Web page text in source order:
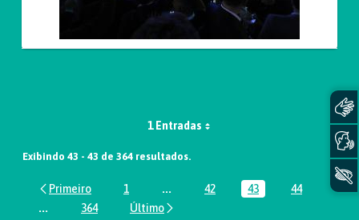
1 Entradas
Exibindo 43 - 43 de 364 resultados.
Página
1 ...Páginas intermediárias Usar ABA
Página
42 Página
43 Página
44
...Páginas intermediárias Usar ABA para navegar.
Página
364